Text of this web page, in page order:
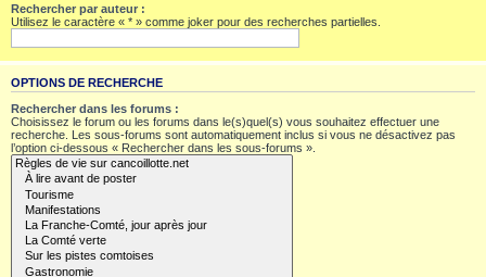
Rechercher par auteur :
Utilisez le caractère « * » comme joker pour des recherches partielles.
OPTIONS DE RECHERCHE
Rechercher dans les forums :
Choisissez le forum ou les forums dans le(s)quel(s) vous souhaitez effectuer une
recherche. Les sous-forums sont automatiquement inclus si vous ne désactivez pas
l’option ci-dessous « Rechercher dans les sous-forums ».